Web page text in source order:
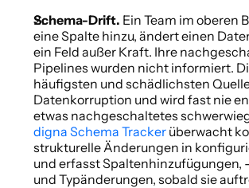
Schema-Drift. Ein Team im oberen
eine Spalte hinzu, ändert einen
ein Feld außer Kraft. Ihre
Pipelines wurden nicht informiert.
häufigsten und schädlichsten
Datenkorruption und wird fast nie
digna Schema Tracker überwacht
strukturelle Änderungen in
und erfasst Spaltenhinzufügungen,
und Typänderungen, sobald sie